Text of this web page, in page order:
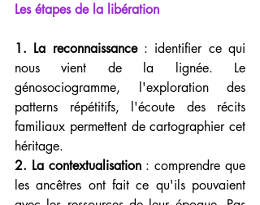
Les étapes de la libération
1. La reconnaissance : identifier ce qui
nous vient de la lignée. Le
génosociogramme, l'exploration des
patterns répétitifs, l'écoute des récits
familiaux permettent de cartographier cet
héritage.
2. La contextualisation : comprendre que
les ancêtres ont fait ce qu'ils pouvaient